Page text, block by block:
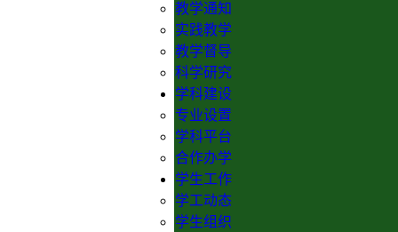
教学通知
实践教学
教学督导
科学研究
学科建设
专业设置
学科平台
合作办学
学生工作
学工动态
学生组织